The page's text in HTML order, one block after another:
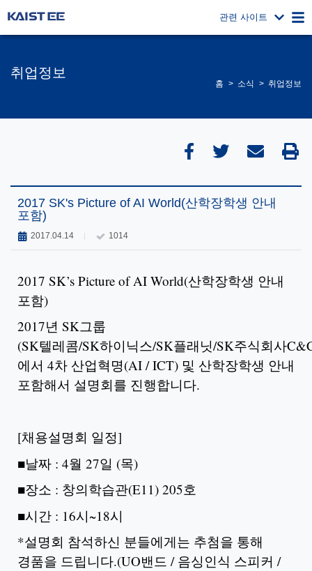
관련 사이트
취업정보
홈 소식 취업정보
2017 SK's Picture of AI World(산학장학생 안내
포함)
2017.04.14 1014
2017 SK’s Picture of AI World(산학장학생 안내
포함)
2017년 SK그룹
(SK텔레콤/SK하이닉스/SK플래닛/SK주식회사
에서 4차 산업혁명(AI / ICT) 및 산학장학생 안내
포함해서 설명회를 진행합니다.
[채용설명회 일정]
■날짜 : 4월 27일 (목)
■장소 : 창의학습관(E11) 205호
■시간 : 16시~18시
*설명회 참석하신 분들에게는 추첨을 통해
경품을 드립니다.(UO밴드 / 음싱인식 스피커 /